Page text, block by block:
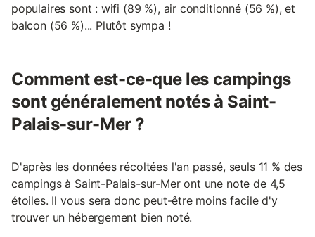
populaires sont : wifi (89 %), air conditionné (56 %), et
balcon (56 %)... Plutôt sympa !
Comment est-ce-que les campings
sont généralement notés à Saint-
Palais-sur-Mer ?
D'après les données récoltées l'an passé, seuls 11 % des
campings à Saint-Palais-sur-Mer ont une note de 4,5
étoiles. Il vous sera donc peut-être moins facile d'y
trouver un hébergement bien noté.